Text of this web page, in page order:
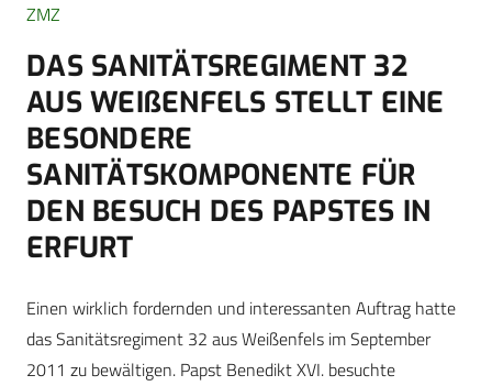
ZMZ
DAS SANITÄTSREGIMENT 32
AUS WEIßENFELS STELLT EINE
BESONDERE
SANITÄTSKOMPONENTE FÜR
DEN BESUCH DES PAPSTES IN
ERFURT
Einen wirklich fordernden und interessanten Auftrag hatte
das Sanitätsregiment 32 aus Weißenfels im September
2011 zu bewältigen. Papst Benedikt XVI. besuchte